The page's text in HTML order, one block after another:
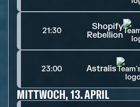
21:30
Shopify
Rebellion
23:00 Astralis
MITTWOCH, 13. APRIL